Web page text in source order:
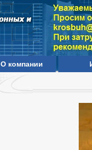
О компании